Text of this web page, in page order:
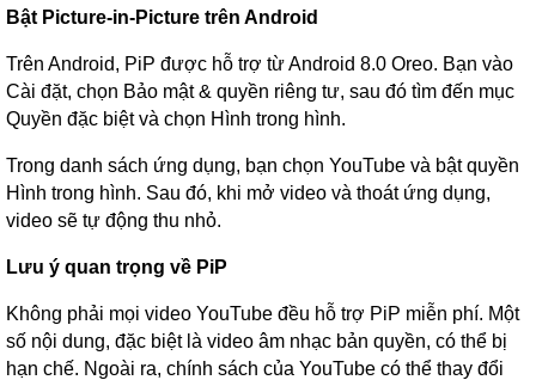
Bật Picture-in-Picture trên Android
Trên Android, PiP được hỗ trợ từ Android 8.0 Oreo. Bạn vào
Cài đặt, chọn Bảo mật & quyền riêng tư, sau đó tìm đến mục
Quyền đặc biệt và chọn Hình trong hình.
Trong danh sách ứng dụng, bạn chọn YouTube và bật quyền
Hình trong hình. Sau đó, khi mở video và thoát ứng dụng,
video sẽ tự động thu nhỏ.
Lưu ý quan trọng về PiP
Không phải mọi video YouTube đều hỗ trợ PiP miễn phí. Một
số nội dung, đặc biệt là video âm nhạc bản quyền, có thể bị
hạn chế. Ngoài ra, chính sách của YouTube có thể thay đổi